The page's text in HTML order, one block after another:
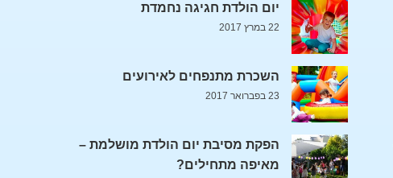
יום הולדת חגיגה נחמדת
22 במרץ 2017
השכרת מתנפחים לאירועים
23 בפברואר 2017
הפקת מסיבת יום הולדת מושלמת –
מאיפה מתחילים?